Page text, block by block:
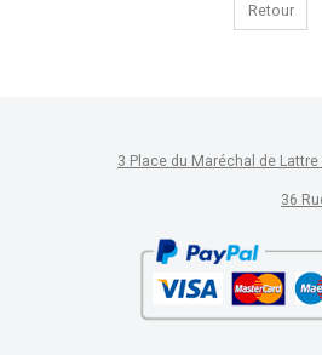
Retour
3 Place du Maréchal de
36